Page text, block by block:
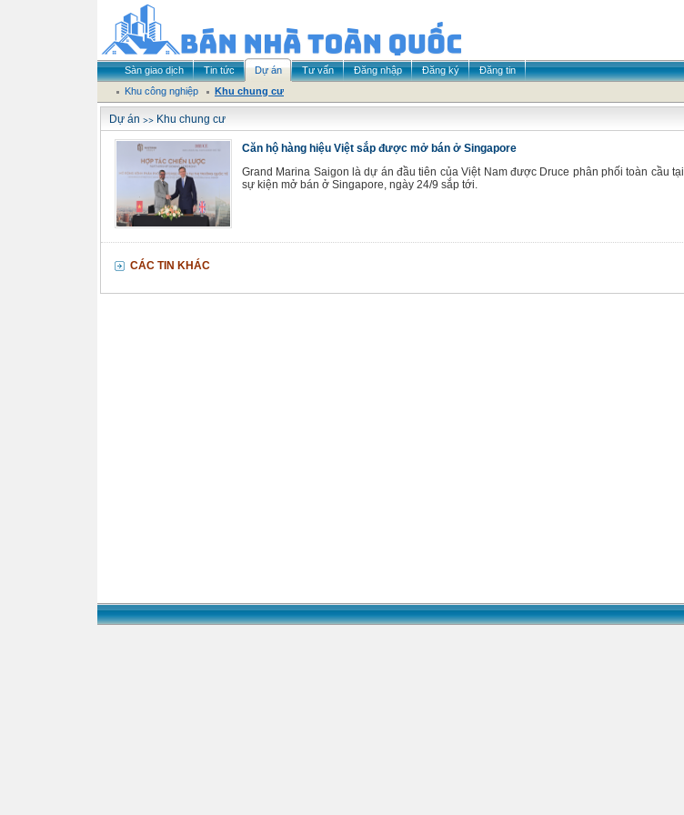
Sàn giao dịch Tin tức Dự án Tư vấn Đăng nhập Đăng ký
Đăng tin
Khu công nghiệp
Khu chung cư
Dự án >> Khu chung cư
Căn hộ hàng hiệu Việt sắp được mở bán ở Singapore
Grand Marina Saigon là dự án đầu tiên của Việt Nam được Druce phân phối toàn cầu tại
sự kiện mở bán ở Singapore, ngày 24/9 sắp tới.
CÁC TIN KHÁC